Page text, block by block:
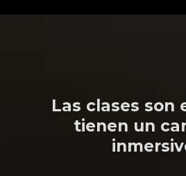
Mientras
Las clases son
tienen un